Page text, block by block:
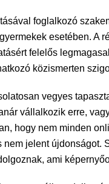
foglalkozó
esetében. A
felelős
közismerten
vegyes
vállalkozik erre,
hogy nem minden
jelent újdonságot.
ami